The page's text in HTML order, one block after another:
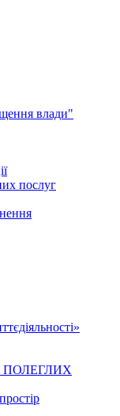
влади"
послуг
ПОЛЕГЛИХ